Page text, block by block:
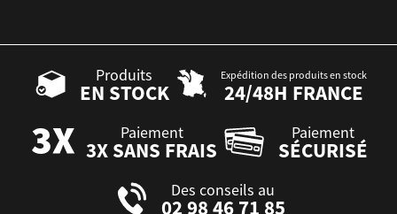
Produits
EN STOCK
Expédition des produits en stock
24/48H FRANCE
Paiement
3X SANS FRAIS
Paiement
SÉCURISÉ
Des conseils au
02 98 46 71 85